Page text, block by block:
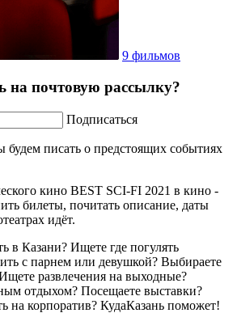
9 фильмов
на почтовую рассылку?
Подписаться
будем писать о предстоящих событиях
кино BEST SCI-FI 2021 в кино -
билеты, почитать описание, даты
идёт.
в Казани? Ищете где погулять
с парнем или девушкой? Выбираете
развлечения на выходные?
отдыхом? Посещаете выставки?
на корпоратив? КудаКазань поможет!